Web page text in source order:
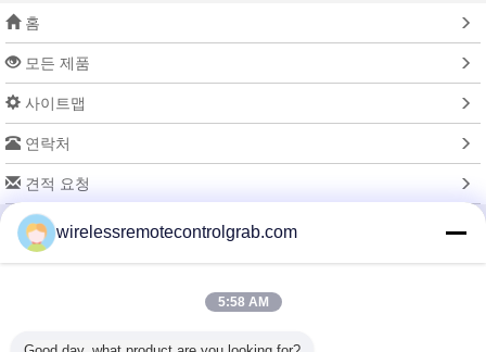
홈
모든 제품
사이트맵
연락처
견적 요청
언어를 바꾸십시오
가득 차있는 위치
wirelessremotecontrolgrab.com
5:58 AM